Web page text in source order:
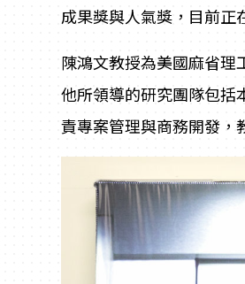
成果獎與人氣獎，目前正
陳鴻文教授為美國麻省理
他所領導的研究團隊包括
責專案管理與商務開發，